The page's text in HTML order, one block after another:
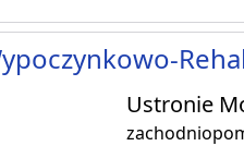
Ustronie